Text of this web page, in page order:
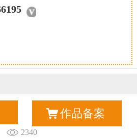
用户作品已成功备案！
用户作品已成功备案！
用户作品已成功备案！
作品备案
2340